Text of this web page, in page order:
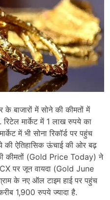
के बाजारों में सोने की कीमतों में
मार्केट में 1 लाख रुपये का
में भी सोना रिकॉर्ड पर पहुंच
की ऐतिहासिक ऊंचाई की ओर बढ़
कीमतों (Gold Price Today) ने
पर जून वायदा (Gold June
के नए ऑल टाइम हाई पर पहुंच
1,900 रुपये ज्यादा है.